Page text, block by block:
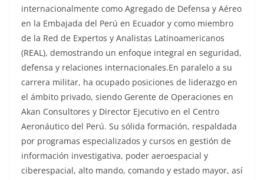
internacionalmente como Agregado de Defensa y Aéreo
en la Embajada del Perú en Ecuador y como miembro
de la Red de Expertos y Analistas Latinoamericanos
(REAL), demostrando un enfoque integral en seguridad,
defensa y relaciones internacionales.En paralelo a su
carrera militar, ha ocupado posiciones de liderazgo en
el ámbito privado, siendo Gerente de Operaciones en
Akan Consultores y Director Ejecutivo en el Centro
Aeronáutico del Perú. Su sólida formación, respaldada
por programas especializados y cursos en gestión de
información investigativa, poder aeroespacial y
ciberespacial, alto mando, comando y estado mayor, así